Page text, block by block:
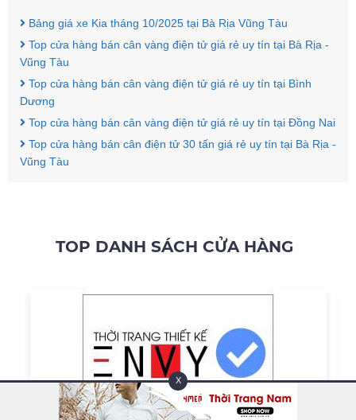
Bảng giá xe Kia tháng 10/2025 tại Bà Rịa Vũng Tàu
Top cửa hàng bán cân vàng điện tử giá rẻ uy tín tại Bà Rịa -
Vũng Tàu
Top cửa hàng bán cân vàng điện tử giá rẻ uy tín tại Bình
Dương
Top cửa hàng bán cân vàng điện tử giá rẻ uy tín tại Đồng Nai
Top cửa hàng bán cân điện tử 30 tấn giá rẻ uy tín tại Bà Rịa -
Vũng Tàu
TOP DANH SÁCH CỬA HÀNG
X